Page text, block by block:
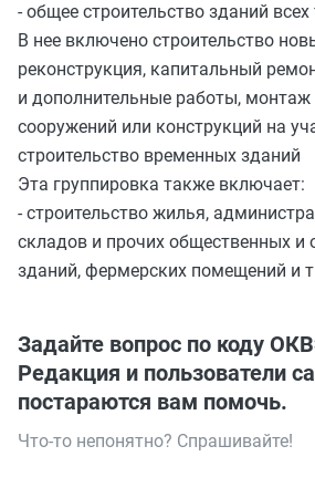
- общее строительство зданий всех
В нее включено строительство
реконструкция, капитальный
и дополнительные работы,
сооружений или конструкций на
строительство временных зданий
Эта группировка также включает:
- строительство жилья,
складов и прочих общественных
зданий, фермерских помещений и
Задайте вопрос по коду
Редакция и пользователи
постараются вам помочь.
Что-то непонятно? Спрашивайте!